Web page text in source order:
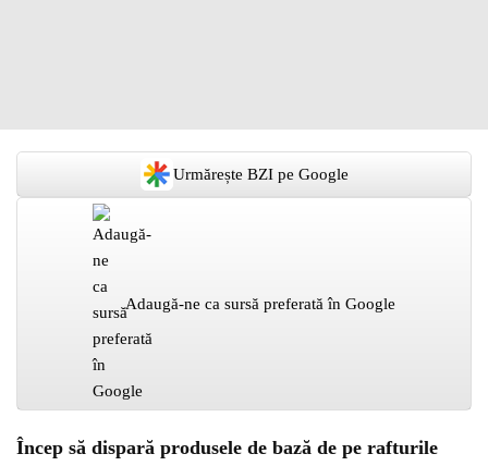
Urmărește BZI pe Google
Adaugă-ne ca sursă preferată în Google
Încep să dispară produsele de bază de pe rafturile